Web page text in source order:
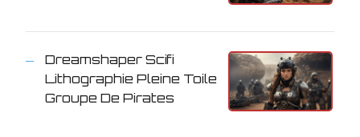
Dreamshaper Scifi
Lithographie Pleine Toile
Groupe De Pirates